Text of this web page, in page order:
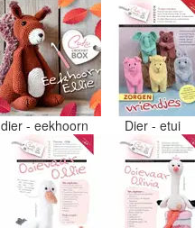
dier - eekhoorn Dier - etui